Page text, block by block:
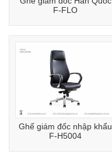
F-FLO
Ghế giám đốc nhập khẩu
F-H5004